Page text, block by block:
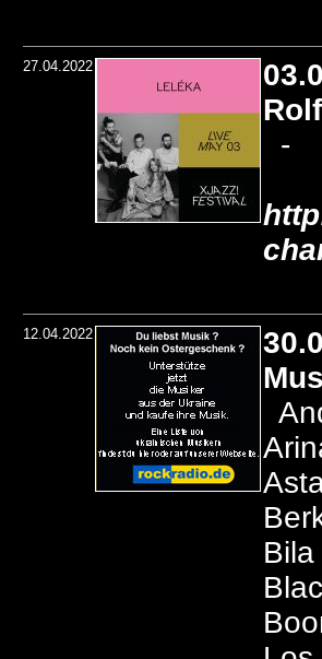
27.04.2022
-
12.04.2022